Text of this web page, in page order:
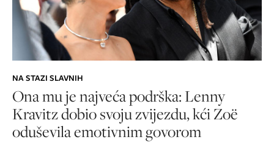
NA STAZI SLAVNIH
Ona mu je najveća podrška: Lenny
Kravitz dobio svoju zvijezdu, kći Zoë
oduševila emotivnim govorom